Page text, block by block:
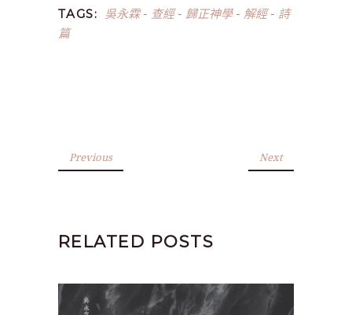
TAGS: 吳永霖- 查經- 歸正神學- 解經- 詩
篇
Previous Next
RELATED POSTS